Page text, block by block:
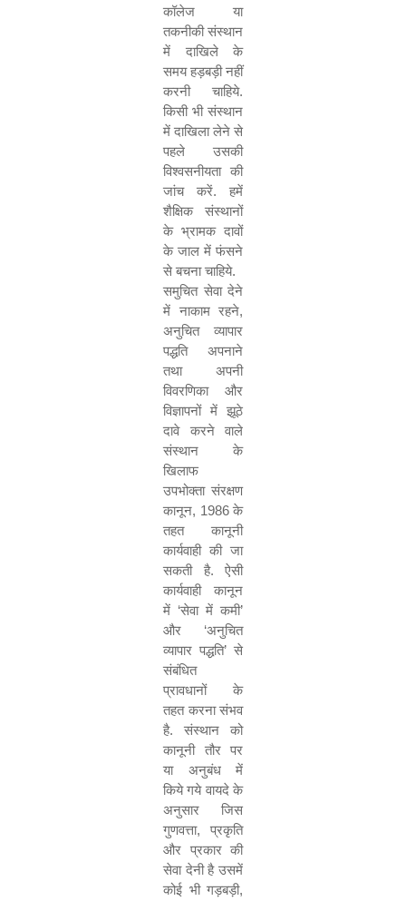
कॉलेज या
तकनीकी संस्थान
में दाखिले के
समय हड़बड़ी नहीं
करनी चाहिये.
किसी भी संस्थान
में दाखिला लेने से
पहले उसकी
विश्वसनीयता की
जांच करें. हमें
शैक्षिक संस्थानों
के भ्रामक दावों
के जाल में फंसने
से बचना चाहिये.
समुचित सेवा देने
में नाकाम रहने,
अनुचित व्यापार
पद्धति अपनाने
तथा अपनी
विवरणिका और
विज्ञापनों में झूठे
दावे करने वाले
संस्थान के
खिलाफ
उपभोक्ता संरक्षण
कानून, 1986के
तहत कानूनी
कार्यवाही की जा
सकती है. ऐसी
कार्यवाही कानून
में ‘सेवा में कमी’
और ‘अनुचित
व्यापार पद्धति’ से
संबंधित
प्रावधानों के
तहत करना संभव
है. संस्थान को
कानूनी तौर पर
या अनुबंध में
किये गये वायदे के
अनुसार जिस
गुणवत्ता, प्रकृति
और प्रकार की
सेवा देनी है उसमें
कोई भी गड़बड़ी,